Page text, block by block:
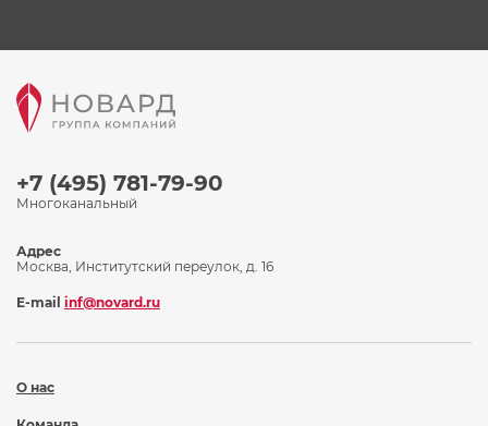
+7 (495) 781-79-90
Многоканальный
О нас
Адрес
Москва, Институтский переулок, д. 16
E-mail inf@novard.ru